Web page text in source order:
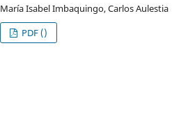
María Isabel Imbaquingo, Carlos Aulestia
PDF ()